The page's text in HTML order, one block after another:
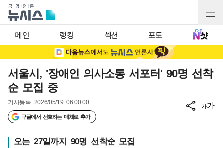
메인 랭킹 섹션 포토
서울시, '장애인 의사소통 서포터' 90명 선착
순 모집 중
기사등록 2026/05/19 06:00:00
구글에서 선호하는 매체로 추가
가가
오는 27일까지 90명 선착순 모집